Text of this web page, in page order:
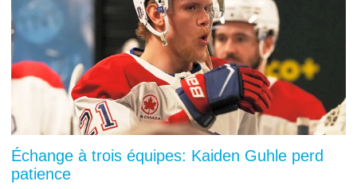
Échange à trois équipes: Kaiden Guhle perd
patience